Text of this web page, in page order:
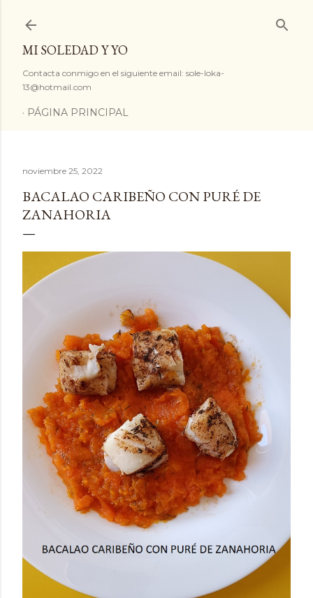
MI SOLEDAD Y YO
Contacta conmigo en el siguiente email: sole-loka-
13@hotmail.com
PÁGINA PRINCIPAL
noviembre 25, 2022
BACALAO CARIBEÑO CON PURÉ DE
ZANAHORIA